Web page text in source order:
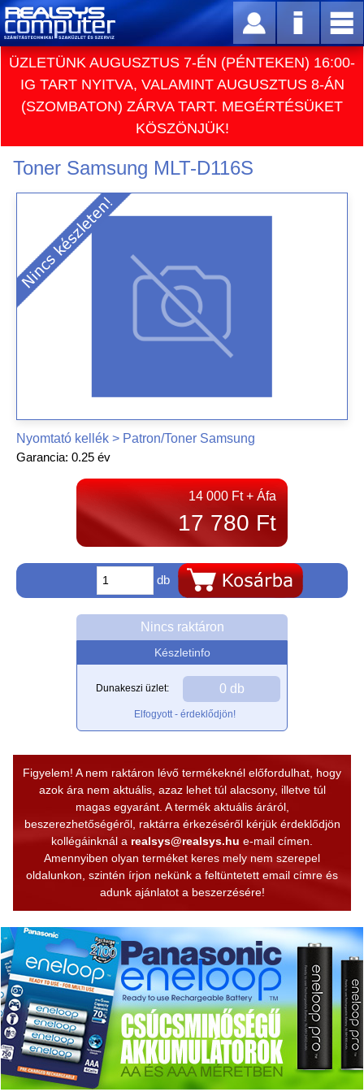
ÜZLETÜNK AUGUSZTUS 7-ÉN (PÉNTEKEN) 16:00-
IG TART NYITVA, VALAMINT AUGUSZTUS 8-ÁN
(SZOMBATON) ZÁRVA TART. MEGÉRTÉSÜKET
KÖSZÖNJÜK!
Toner Samsung MLT-D116S
14 000 Ft + Áfa
17 780 Ft
db
Nincs raktáron
Készletinfo
Dunakeszi üzlet: 0 db
Elfogyott - érdeklődjön!
Nyomtató kellék > Patron/Toner Samsung
Garancia: 0.25 év
Figyelem! A nem raktáron lévő termékeknél előfordulhat, hogy
azok ára nem aktuális, azaz lehet túl alacsony, illetve túl
magas egyaránt. A termék aktuális áráról,
beszerezhetőségéről, raktárra érkezéséről kérjük érdeklődjön
kollégáinknál a realsys@realsys.hu e-mail címen.
Amennyiben olyan terméket keres mely nem szerepel
oldalunkon, szintén írjon nekünk a feltüntetett email címre és
adunk ajánlatot a beszerzésére!